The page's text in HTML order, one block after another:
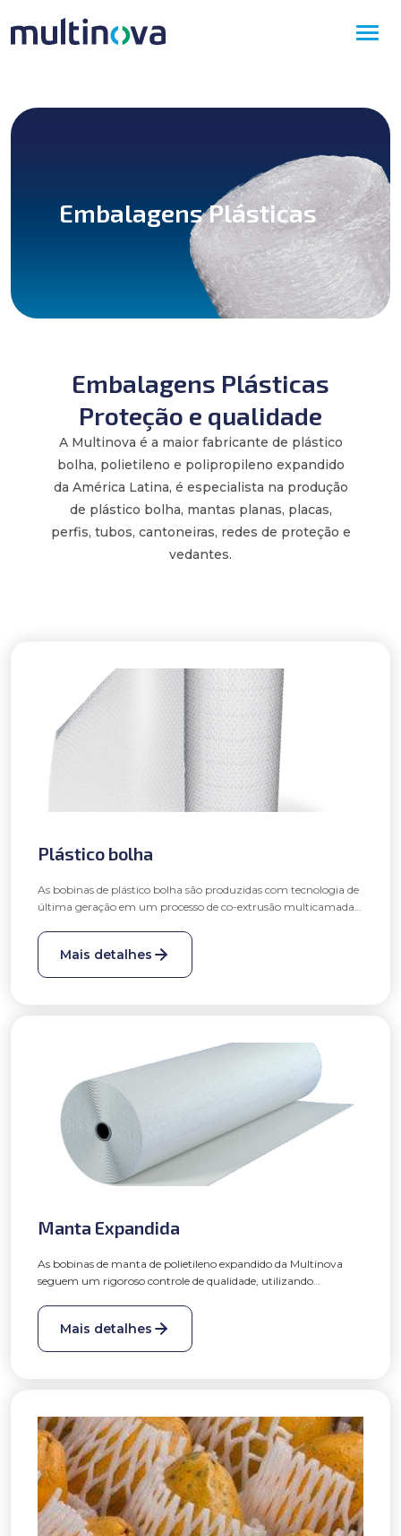
Embalagens Plásticas
Embalagens Plásticas
Proteção e qualidade
A Multinova é a maior fabricante de plástico
bolha, polietileno e polipropileno expandido
da América Latina, é especialista na produção
de plástico bolha, mantas planas, placas,
perfis, tubos, cantoneiras, redes de proteção e
vedantes.
Plástico bolha
As bobinas de plástico bolha são produzidas com tecnologia de
última geração em um processo de co-extrusão multicamadas
um produto superior ao convencional, com alta resistência e
mantendo a conformidade em gramatura, largura,
comprimento e peso.
Mais detalhes
Manta Expandida
As bobinas de manta de polietileno expandido da Multinova
seguem um rigoroso controle de qualidade, utilizando
variam de 0,3mm à 20mm (sem colaminação), densidades e
características variadas que possibilitam o atendimento as
necessidades e especificações dos clientes, podendo ser dubladas
flutuabilidade e isolamento termo acústico, podendo ser
aditivada.
Mais detalhes